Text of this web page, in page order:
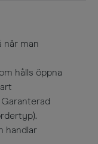
när man
hålls öppna
handlar